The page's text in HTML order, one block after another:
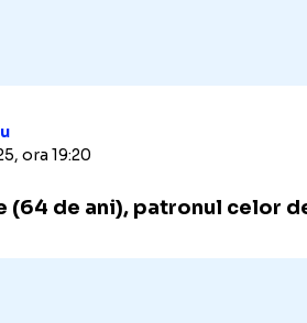
ora 19:20
de ani), patronul celor